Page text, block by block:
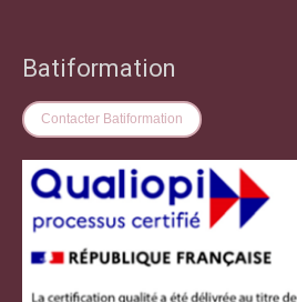
Batiformation
Contacter Batiformation